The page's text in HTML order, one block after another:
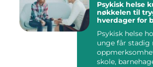
Psykisk helse
nøkkelen til
hverdager for
Psykisk helse
unge får stadig
skole,